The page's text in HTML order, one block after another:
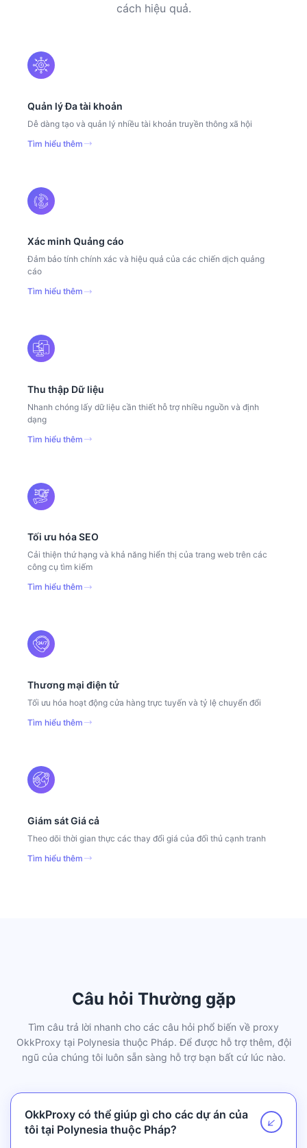
cách hiệu quả.
Quản lý Đa tài khoản
Dễ dàng tạo và quản lý nhiều tài khoản truyền thông xã hội
Tìm hiểu thêm
Xác minh Quảng cáo
Đảm bảo tính chính xác và hiệu quả của các chiến dịch quảng
cáo
Tìm hiểu thêm
Thu thập Dữ liệu
Nhanh chóng lấy dữ liệu cần thiết hỗ trợ nhiều nguồn và định
dạng
Tìm hiểu thêm
Tối ưu hóa SEO
Cải thiện thứ hạng và khả năng hiển thị của trang web trên các
công cụ tìm kiếm
Tìm hiểu thêm
Thương mại điện tử
Tối ưu hóa hoạt động cửa hàng trực tuyến và tỷ lệ chuyển đổi
Tìm hiểu thêm
Giám sát Giá cả
Theo dõi thời gian thực các thay đổi giá của đối thủ cạnh tranh
Tìm hiểu thêm
Câu hỏi Thường gặp
Tìm câu trả lời nhanh cho các câu hỏi phổ biến về proxy
OkkProxy tại Polynesia thuộc Pháp. Để được hỗ trợ thêm, đội
ngũ của chúng tôi luôn sẵn sàng hỗ trợ bạn bất cứ lúc nào.
OkkProxy có thể giúp gì cho các dự án của
tôi tại Polynesia thuộc Pháp?
↗